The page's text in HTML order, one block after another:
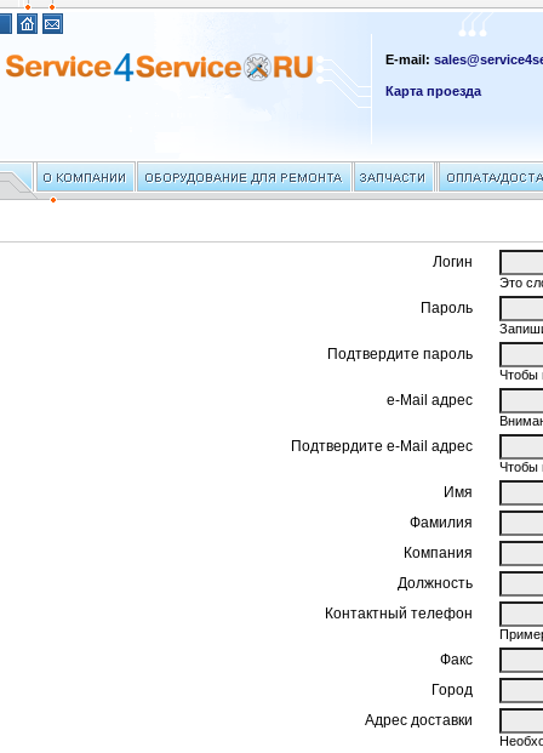
E-mail:
Карта проезда
Логин
Это
Пароль
Подтвердите пароль
Чтобы
e-Mail адрес
Подтвердите e-Mail адрес
Чтобы
Имя
Фамилия
Компания
Должность
Контактный телефон
Факс
Город
Адрес доставки